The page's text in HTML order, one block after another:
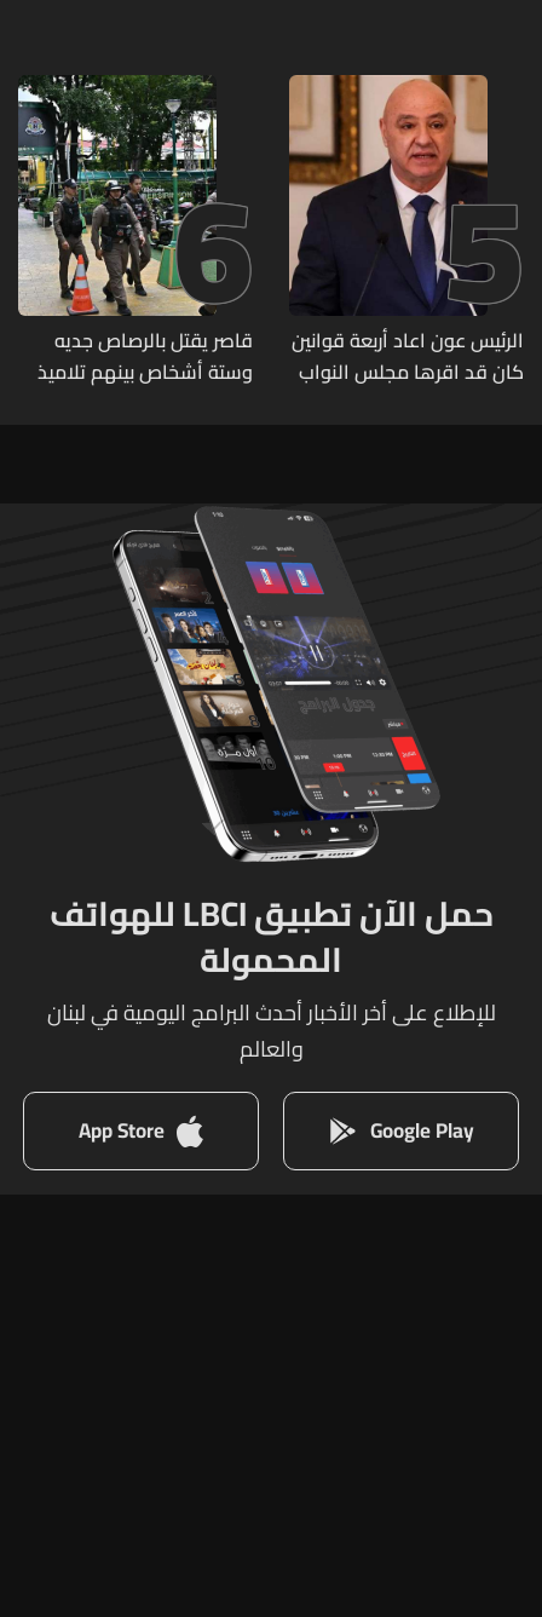
وقع ضحيّة أعماله؟
5
الرئيس عون اعاد أربعة قوانين
كان قد اقرها مجلس النواب
6
قاصر يقتل بالرصاص جديه
وستة أشخاص بينهم تلاميذ
حمل الآن تطبيق LBCI للهواتف
المحمولة
للإطلاع على أخر الأخبار أحدث البرامج اليومية في لبنان
والعالم
Google Play
App Store